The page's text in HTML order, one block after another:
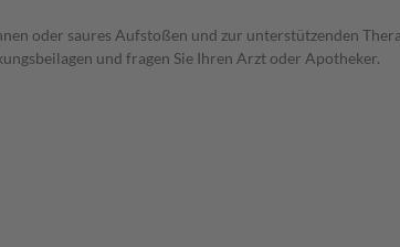
oder saures Aufstoßen und zur unterstützenden
und fragen Sie Ihren Arzt oder Apotheker.